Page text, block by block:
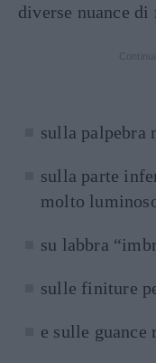
diverse nuance di
sulla palpebra
sulla parte
molto
su labbra
sulle finiture
e sulle guance